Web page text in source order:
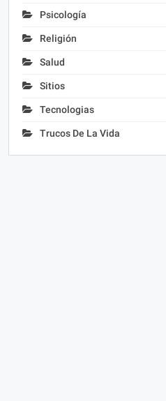
Psicología
Religión
Salud
Sitios
Tecnologias
Trucos De La Vida